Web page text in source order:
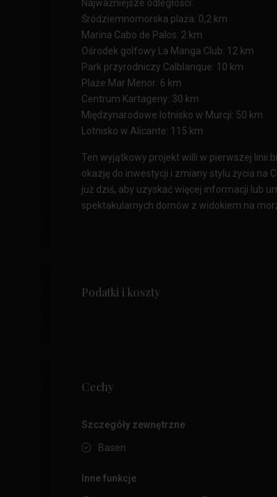
Najważniejsze odległości:
Śródziemnomorska plaża: 0,2 km
Marina Cabo de Palos: 2 km
Ośrodek golfowy La Manga Club: 12 km
Park przyrodniczy Calblanque: 10 km
Plaże Mar Menor: 6 km
Centrum Kartageny: 30 km
Międzynarodowe lotnisko w Murcji: 50 km
Lotnisko w Alicante: 115 km
Ten wyjątkowy projekt willi w pierwszej linii
okazję do inwestycji i zmiany stylu życia na
już dziś, aby uzyskać więcej informacji lub
spektakularnych domów z widokiem na
Podatki i koszty
Cechy
Szczegóły zewnętrzne
Basen
Inne funkcje